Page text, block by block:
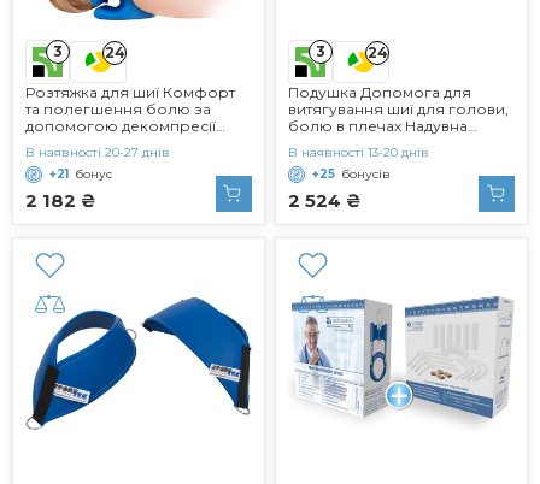
3 24
Розтяжка для шиї Комфорт
та полегшення болю за
допомогою декомпресії
шию ультрам'який,
натуральний кондиціонер
для вигинів, виготовлений з
високоякісного волосся
2 182 ₴
В наявності 20-27 днів
+21 бонус
3 24
Подушка Допомога для
витягування шиї для голови,
болю в плечах Надувна
для витягування шийного
хребця Тришарова подушка
для витягування шиї для
полегшення болю в шиї
2 524 ₴
В наявності 13-20 днів
+25 бонусів